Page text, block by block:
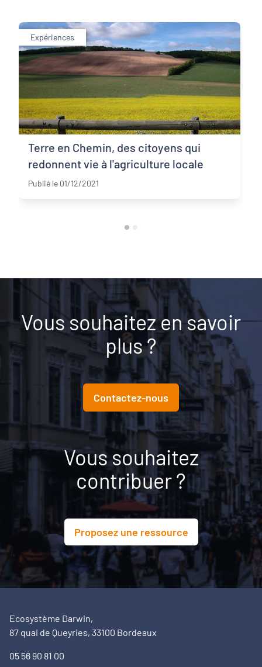
Expériences
Terre en Chemin, des citoyens qui
redonnent vie à l'agriculture locale
Publié le 01/12/2021
Vous souhaitez en savoir
plus ?
Contactez-nous
Vous souhaitez
contribuer ?
Proposez une ressource
Ecosystème Darwin,
87 quai de Queyries, 33100 Bordeaux
05 56 90 81 00